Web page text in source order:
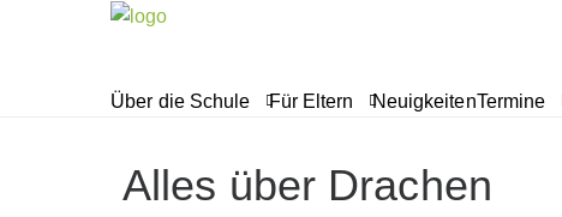
Über die Schule Für Eltern NeuigkeitenTermine
Alles über Drachen